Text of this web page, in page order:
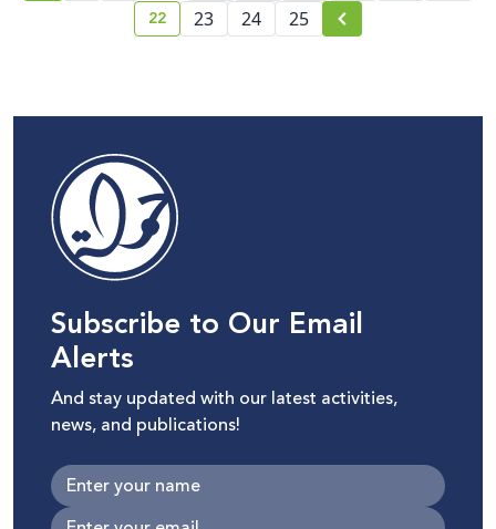
current page number
22 23 24 25
Subscribe to Our Email
Alerts
And stay updated with our latest activities,
news, and publications!